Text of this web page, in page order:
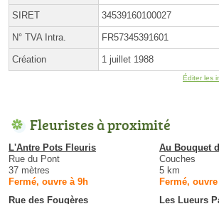
SIRET 34539160100027
N° TVA Intra. FR57345391601
Création 1 juillet 1988
Éditer les
Fleuristes à proximité
L'Antre Pots Fleuris
Rue du Pont
37 mètres
Fermé, ouvre à 9h
Au Bouquet
Couches
5 km
Fermé,
Rue des Fougères
Les Lueurs